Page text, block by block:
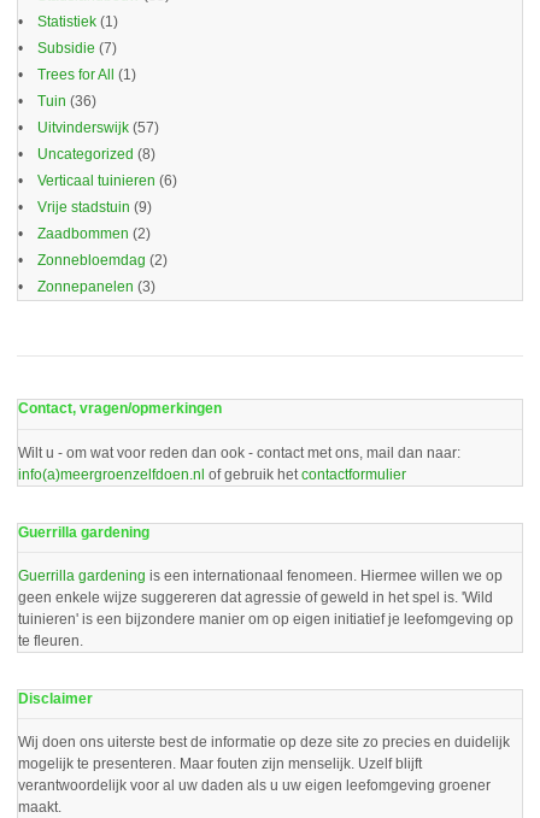
Statistiek (1)
Subsidie (7)
Trees for All
(1)
Tuin (36)
Uitvinderswijk (57)
Uncategorized (8)
Verticaal tuinieren (6)
Vrije stadstuin (9)
Zaadbommen (2)
Zonnebloemdag (2)
Zonnepanelen (3)
Contact, vragen/opmerkingen
Wilt u - om wat voor reden dan ook - contact met ons, mail dan naar:
info(a)meergroenzelfdoen.nl of gebruik het contactformulier
Guerrilla gardening
Guerrilla gardening is een internationaal fenomeen. Hiermee willen we op
geen enkele wijze suggereren dat agressie of geweld in het spel is. 'Wild
tuinieren' is een bijzondere manier om op eigen initiatief je leefomgeving op
te fleuren.
Disclaimer
Wij doen ons uiterste best de informatie op deze site zo precies en duidelijk
mogelijk te presenteren. Maar fouten zijn menselijk. Uzelf blijft
verantwoordelijk voor al uw daden als u uw eigen leefomgeving groener
maakt.